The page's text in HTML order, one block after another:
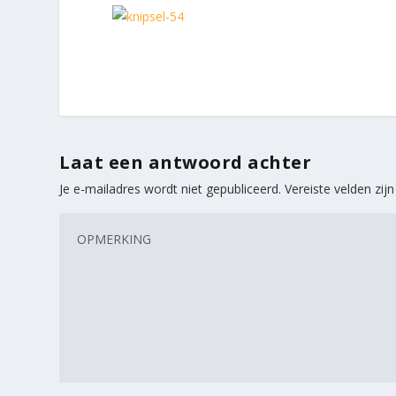
Laat een antwoord achter
Je e-mailadres wordt niet gepubliceerd. Vereiste velden